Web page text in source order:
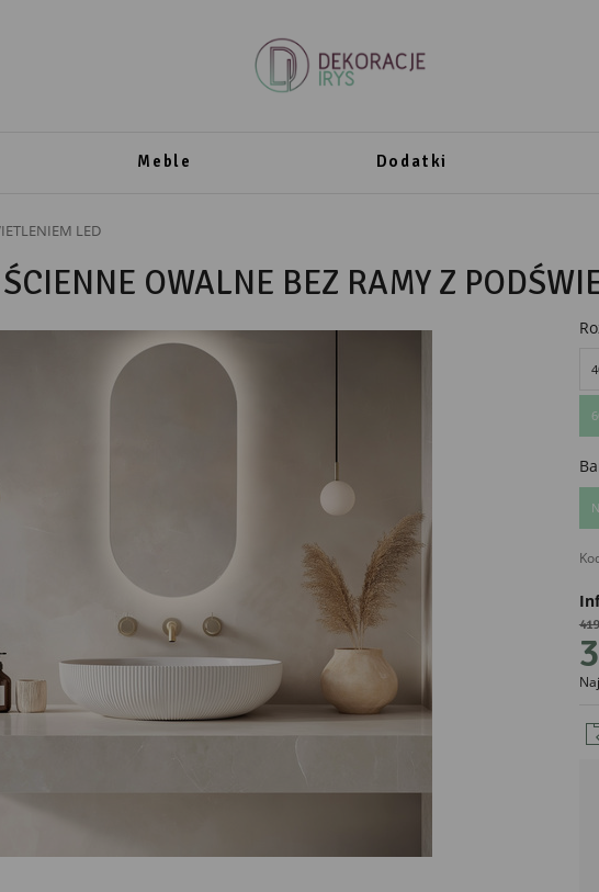
Meble Dodatki
LED
OWALNE BEZ RAMY Z
DekoracjeIrys
DekoracjeIrys.pl Paweł
726689468